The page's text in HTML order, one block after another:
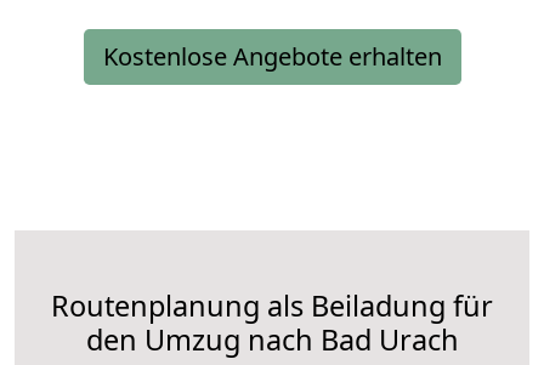
Kostenlose Angebote erhalten
Routenplanung als Beiladung für
den Umzug nach Bad Urach